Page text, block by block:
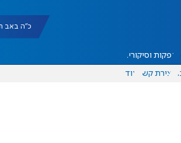
כ"ה באב תשפ"ו |
הפקות וסיקורים
יצירת קשר עוד